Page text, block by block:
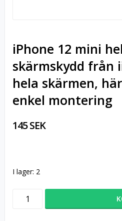
iPhone 12 mini
skärmskydd från
hela skärmen,
enkel montering
145 SEK
I lager: 2